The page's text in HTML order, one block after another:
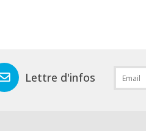
Lettre d'infos